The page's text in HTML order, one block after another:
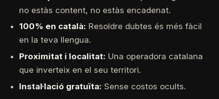
no estàs content, no estàs encadenat.
100% en català: Resoldre dubtes és més fàcil
en la teva llengua.
Proximitat i localitat: Una operadora catalana
que inverteix en el seu territori.
Instal·lació gratuïta: Sense costos ocults.